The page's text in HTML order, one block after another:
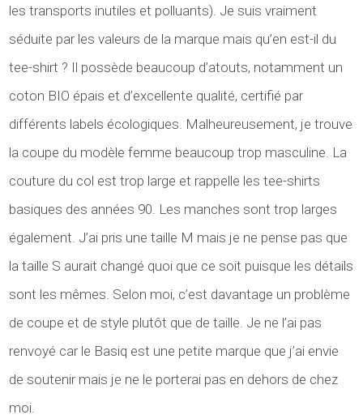
les transports inutiles et polluants). Je suis vraiment
séduite par les valeurs de la marque mais qu’en est-il du
tee-shirt ? Il possède beaucoup d’atouts, notamment un
coton BIO épais et d’excellente qualité, certifié par
différents labels écologiques. Malheureusement, je trouve
la coupe du modèle femme beaucoup trop masculine. La
couture du col est trop large et rappelle les tee-shirts
basiques des années 90. Les manches sont trop larges
également. J’ai pris une taille M mais je ne pense pas que
la taille S aurait changé quoi que ce soit puisque les détails
sont les mêmes. Selon moi, c’est davantage un problème
de coupe et de style plutôt que de taille. Je ne l’ai pas
renvoyé car le Basiq est une petite marque que j’ai envie
de soutenir mais je ne le porterai pas en dehors de chez
moi.